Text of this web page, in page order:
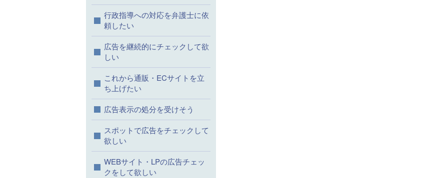
行政指導への対応を弁護士に依
頼したい
広告を継続的にチェックして欲
しい
これから通販・ECサイトを立
ち上げたい
広告表示の処分を受けそう
スポットで広告をチェックして
欲しい
WEBサイト・LPの広告チェッ
クをして欲しい